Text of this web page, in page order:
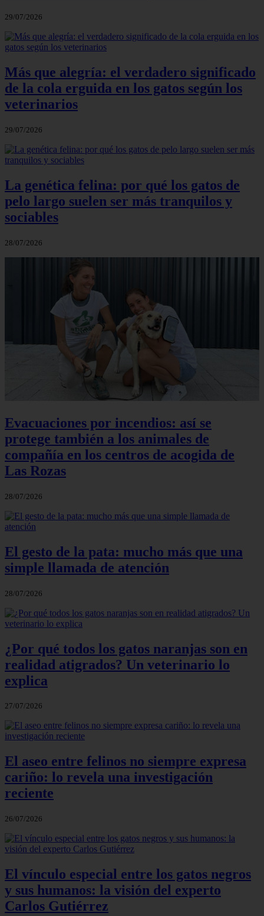
29/07/2026
Más que alegría: el verdadero significado
de la cola erguida en los gatos según los
veterinarios
29/07/2026
La genética felina: por qué los gatos de
pelo largo suelen ser más tranquilos y
sociables
28/07/2026
Evacuaciones por incendios: así se
protege también a los animales de
compañía en los centros de acogida de
Las Rozas
28/07/2026
El gesto de la pata: mucho más que una
simple llamada de atención
28/07/2026
¿Por qué todos los gatos naranjas son en
realidad atigrados? Un veterinario lo
explica
27/07/2026
El aseo entre felinos no siempre expresa
cariño: lo revela una investigación
reciente
26/07/2026
El vínculo especial entre los gatos negros
y sus humanos: la visión del experto
Carlos Gutiérrez